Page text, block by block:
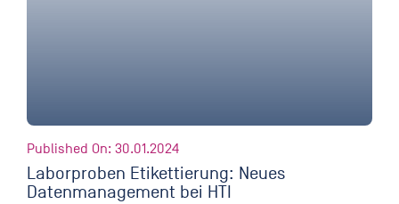
Published On: 30.01.2024
Laborproben Etikettierung: Neues
Datenmanagement bei HTI